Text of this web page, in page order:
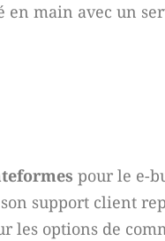
main avec un
pour le e-
support client
les options de